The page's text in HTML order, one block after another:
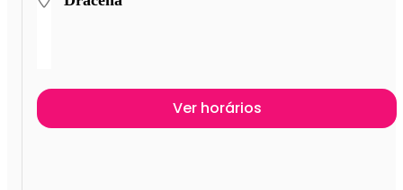
Ver horários